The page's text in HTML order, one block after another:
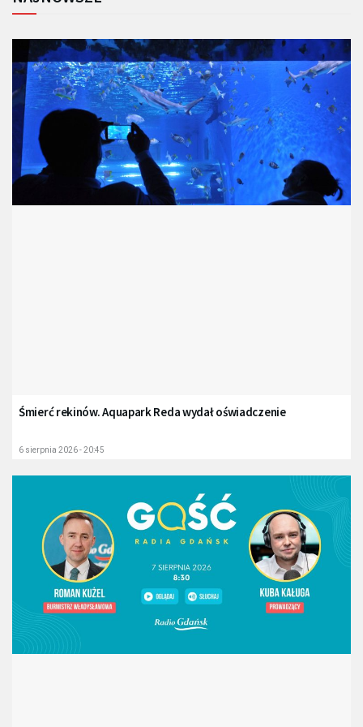
Śmierć rekinów. Aquapark Reda wydał oświadczenie
6 sierpnia 2026 - 20:45